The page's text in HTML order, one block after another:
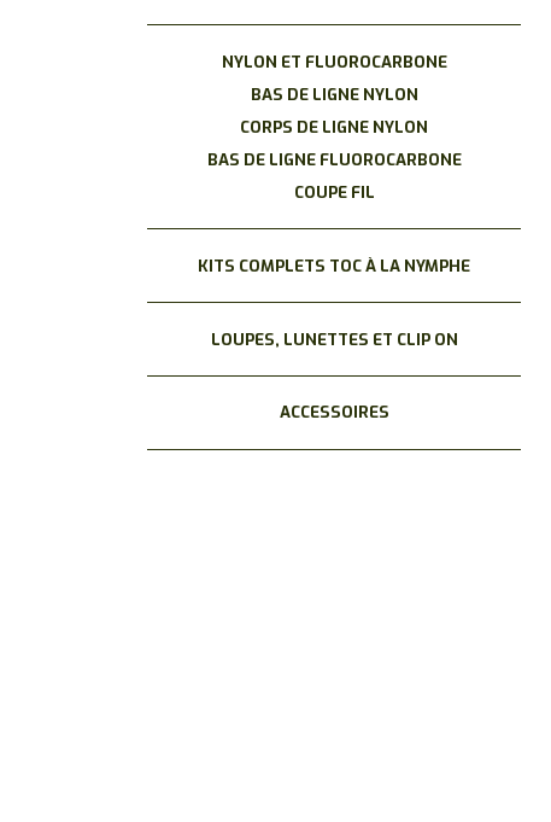
NYLON ET FLUOROCARBONE
BAS DE LIGNE FLUOROCARBONE
BAS DE LIGNE NYLON
CORPS DE LIGNE NYLON
COUPE FIL
KITS COMPLETS TOC À LA NYMPHE
LOUPES, LUNETTES ET CLIP ON
ACCESSOIRES